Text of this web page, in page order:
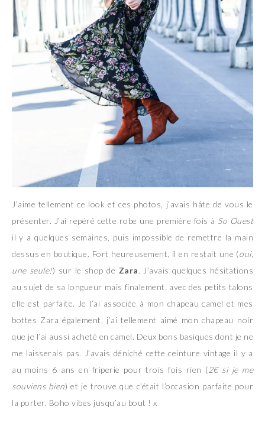
J’aime tellement ce look et ces photos, j’avais hâte de vous le
présenter. J’ai repéré cette robe une première fois à So Ouest
il y a quelques semaines, puis impossible de remettre la main
dessus en boutique. Fort heureusement, il en restait une (oui,
une seule!) sur le shop de Zara. J’avais quelques hésitations
au sujet de sa longueur mais finalement, avec des petits talons
elle est parfaite. Je l’ai associée à mon chapeau camel et mes
bottes Zara également, j’ai tellement aimé mon chapeau noir
que je l’ai aussi acheté en camel. Deux bons basiques dont je ne
me laisserais pas. J’avais déniché cette ceinture vintage il y a
au moins 6 ans en friperie pour trois fois rien (2€ si je me
souviens bien) et je trouve que c’était l’occasion parfaite pour
la porter. Boho vibes jusqu’au bout ! x